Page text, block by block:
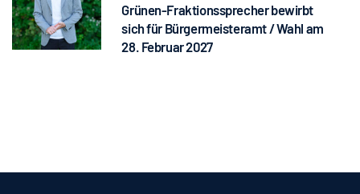
Grünen-Fraktionssprecher bewirbt
sich für Bürgermeisteramt / Wahl am
28. Februar 2027